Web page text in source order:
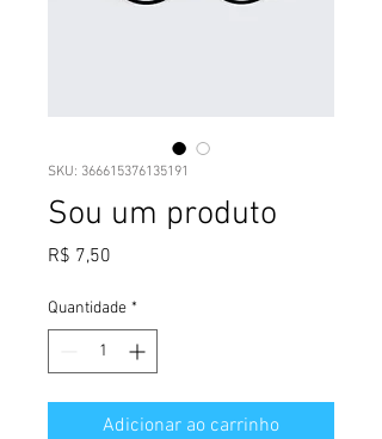
SKU: 366615376135191
Sou um produto
R$ 7,50
Quantidade *
Adicionar ao carrinho